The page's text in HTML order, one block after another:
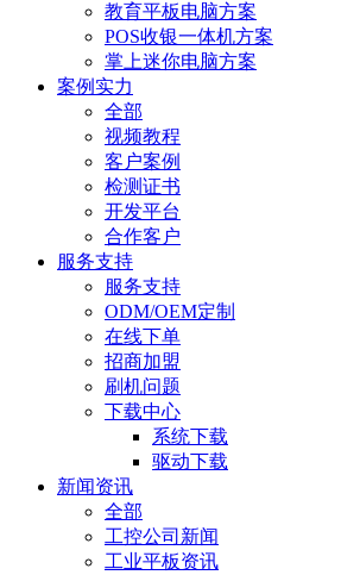
教育平板电脑方案
POS收银一体机方案
掌上迷你电脑方案
案例实力
全部
视频教程
客户案例
检测证书
开发平台
合作客户
服务支持
服务支持
ODM/OEM定制
在线下单
招商加盟
刷机问题
下载中心
系统下载
驱动下载
新闻资讯
全部
工控公司新闻
工业平板资讯